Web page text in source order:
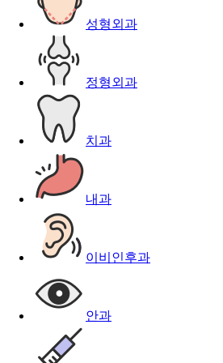
성형외과
정형외과
치과
내과
이비인후과
안과